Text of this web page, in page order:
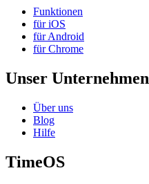
Funktionen
für iOS
für Android
für Chrome
Unser Unternehmen
Über uns
Blog
Hilfe
TimeOS